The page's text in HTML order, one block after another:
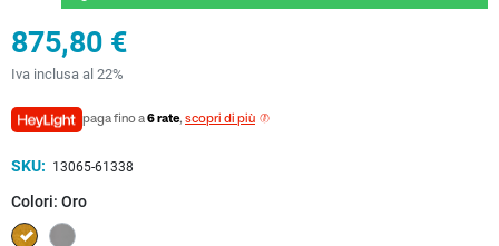
875,80 €
Iva inclusa al 22%
paga fino a6 rate, scopri di più
SKU: 13065-61338
Colori: Oro
Oro
Cromo